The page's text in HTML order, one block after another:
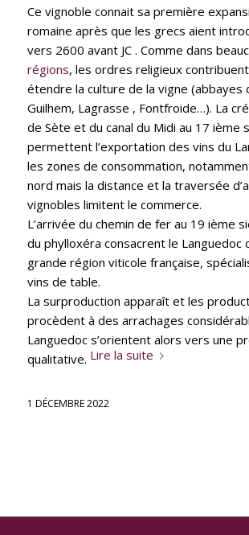
Ce vignoble connait sa première
romaine après que les grecs aient
vers 2600 avant JC . Comme dans
régions, les ordres religieux
étendre la culture de la vigne (abbayes
Guilhem, Lagrasse , Fontfroide…). La
de Sète et du canal du Midi au 17 ième
permettent l’exportation des vins du
les zones de consommation,
nord mais la distance et la traversée
vignobles limitent le commerce.
L’arrivée du chemin de fer au 19 ième
du phylloxéra consacrent le Languedoc
grande région viticole française,
vins de table.
La surproduction apparaît et les
procèdent à des arrachages
Languedoc s’orientent alors vers une
qualitative. Lire la suite
1 DÉCEMBRE 2022